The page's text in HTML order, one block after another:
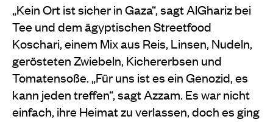
„Kein Ort ist sicher in Gaza“, sagt AlGhariz bei
Tee und dem ägyptischen Streetfood
Koschari, einem Mix aus Reis, Linsen, Nudeln,
gerösteten Zwiebeln, Kichererbsen und
Tomatensoße. „Für uns ist es ein Genozid, es
kann jeden treffen“, sagt Azzam. Es war nicht
einfach, ihre Heimat zu verlassen, doch es ging